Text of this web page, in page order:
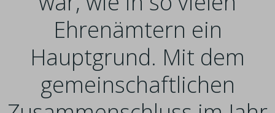
Ehrenämtern ein
Hauptgrund. Mit dem
gemeinschaftlichen